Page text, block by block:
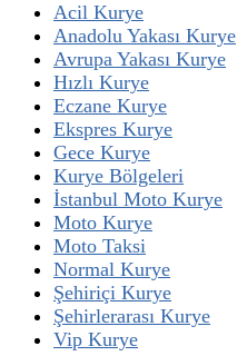
Acil Kurye
Anadolu Yakası Kurye
Avrupa Yakası Kurye
Hızlı Kurye
Eczane Kurye
Ekspres Kurye
Gece Kurye
Kurye Bölgeleri
İstanbul Moto Kurye
Moto Kurye
Moto Taksi
Normal Kurye
Şehiriçi Kurye
Şehirlerarası Kurye
Vip Kurye